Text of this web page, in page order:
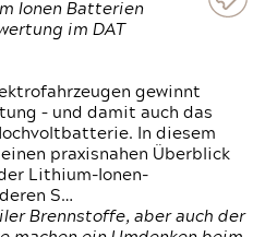
Ionen Batterien
im DAT
gewinnt
– und damit auch das
In diesem
praxisnahen Überblick
Lithium-Ionen-
S…
Brennstoffe, aber auch der